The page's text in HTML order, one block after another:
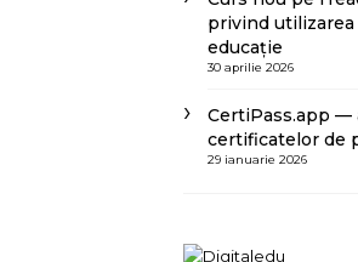
privind
educație
30 aprilie 2026
CertiPass.app —
certificatelor de
29 ianuarie 2026